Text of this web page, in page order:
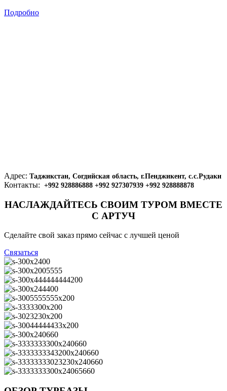
Подробно
Адрес: Таджикстан, Согдийская область, г.Пенджикент, с.с.Рудаки
Контакты: +992 928886888 +992 927307939 +992 928888878
НАСЛАЖДАЙТЕСЬ СВОИМ ТУРОМ ВМЕСТЕ
С АРТУЧ
Сделайте свой заказ прямо сейчас с лучшей ценой
Связаться